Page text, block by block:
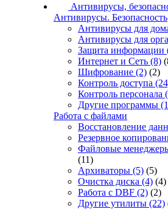
Антивирусы,
Антивирусы. Безопасность
Антивирусы для
Антивирусы для
Защита информации
Интернет и Сеть (8)
Шифрование (2) (2)
Контроль доступа
Контроль персонала
Другие программы
Работа с файлами
Восстановление
Резервное
Файловые
(11)
Архиваторы (5) (5)
Очистка диска (4) (4)
Работа с DBF (2) (2)
Другие утилиты (22)